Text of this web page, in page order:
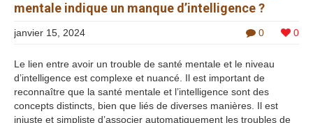
mentale indique un manque d’intelligence ?
0 0
janvier 15, 2024
Le lien entre avoir un trouble de santé mentale et le niveau
d’intelligence est complexe et nuancé. Il est important de
reconnaître que la santé mentale et l’intelligence sont des
concepts distincts, bien que liés de diverses manières. Il est
injuste et simpliste d’associer automatiquement les troubles de